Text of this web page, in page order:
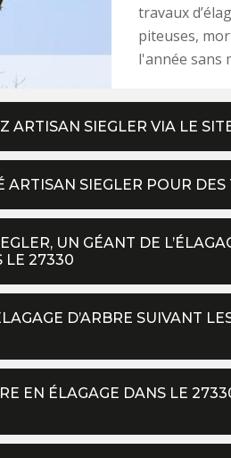
travaux
piteuses,
l'année sans
ARTISAN SIEGLER VIA LE
ARTISAN SIEGLER POUR
UN GÉANT DE
LE 27330
D’ARBRE SUIVANT
EN ÉLAGAGE DANS LE